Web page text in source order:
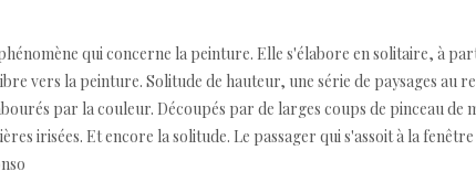
qui concerne la peinture. Elle s'élabore en solitaire, à
vers la peinture. Solitude de hauteur, une série de paysages
par la couleur. Découpés par de larges coups de pinceau
irisées. Et encore la solitude. Le passager qui s'assoit à la